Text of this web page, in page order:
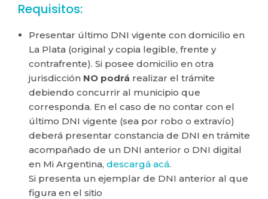
Requisitos:
Presentar último DNI vigente con domicilio en
La Plata (original y copia legible, frente y
contrafrente). Si posee domicilio en otra
jurisdicción NO podrá realizar el trámite
debiendo concurrir al municipio que
corresponda. En el caso de no contar con el
último DNI vigente (sea por robo o extravío)
deberá presentar constancia de DNI en trámite
acompañado de un DNI anterior o DNI digital
en Mi Argentina, descargá acá.
Si presenta un ejemplar de DNI anterior al que
figura en el sitio